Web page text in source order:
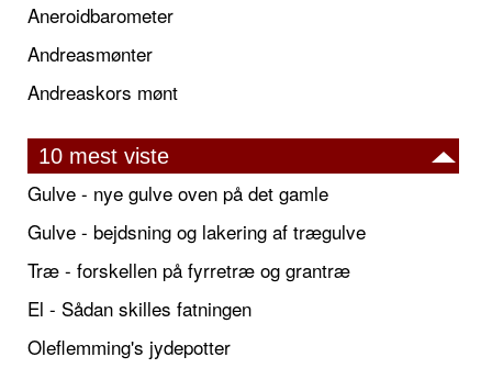
Aneroidbarometer
Andreasmønter
Andreaskors mønt
10 mest viste
Gulve - nye gulve oven på det gamle
Gulve - bejdsning og lakering af trægulve
Træ - forskellen på fyrretræ og grantræ
El - Sådan skilles fatningen
Oleflemming's jydepotter